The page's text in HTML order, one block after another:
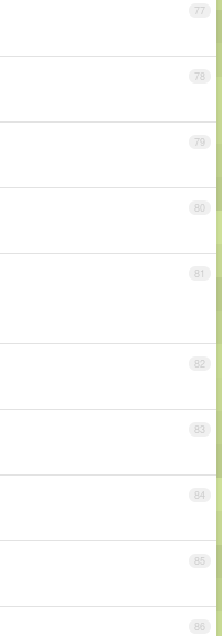
77
78
79
80
81
82
83
84
85
86